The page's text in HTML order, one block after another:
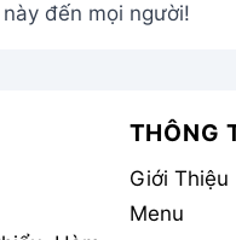
đến mọi người!
THÔNG
Giới Thiệu
Menu